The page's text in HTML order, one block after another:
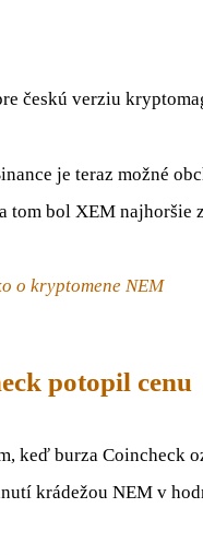
českú verziu
je teraz možné
tom bol XEM najhoršie
o kryptomene NEM
potopil cenu
keď burza Coincheck
krádežou NEM v